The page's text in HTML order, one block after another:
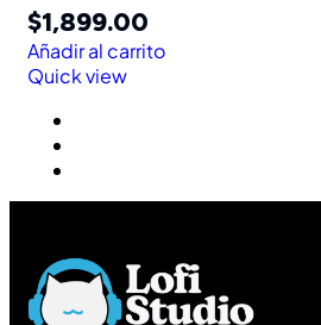
$1,899.00
Añadir al carrito
Quick view